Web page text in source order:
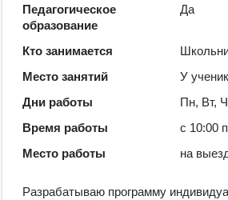
Педагогическое
образование
Да
Кто занимается
Место занятий
У
Дни работы
Пн, Вт,
Время работы
с 10:00
Место работы
на
Разрабатываю программу